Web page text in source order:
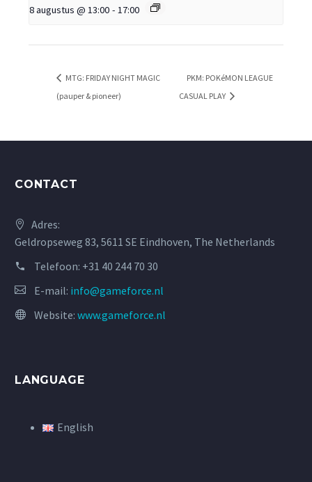
8 augustus @ 13:00 - 17:00
MTG: FRIDAY NIGHT MAGIC
(pauper & pioneer)
PKM: POKéMON LEAGUE
CASUAL PLAY
CONTACT
Adres:
Geldropseweg 83, 5611 SE Eindhoven, The Netherlands
Telefoon: +31 40 244 70 30
E-mail: info@gameforce.nl
Website: www.gameforce.nl
LANGUAGE
English